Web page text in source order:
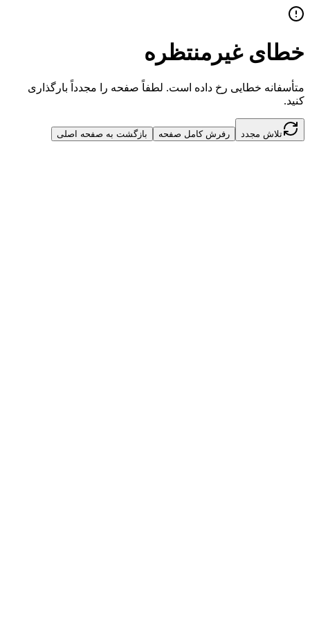
خطای غیرمنتظره
متأسفانه خطایی رخ داده است. لطفاً صفحه را مجدداً بارگذاری
کنید.
تلاش مجدد رفرش کامل صفحه بازگشت به صفحه اصلی